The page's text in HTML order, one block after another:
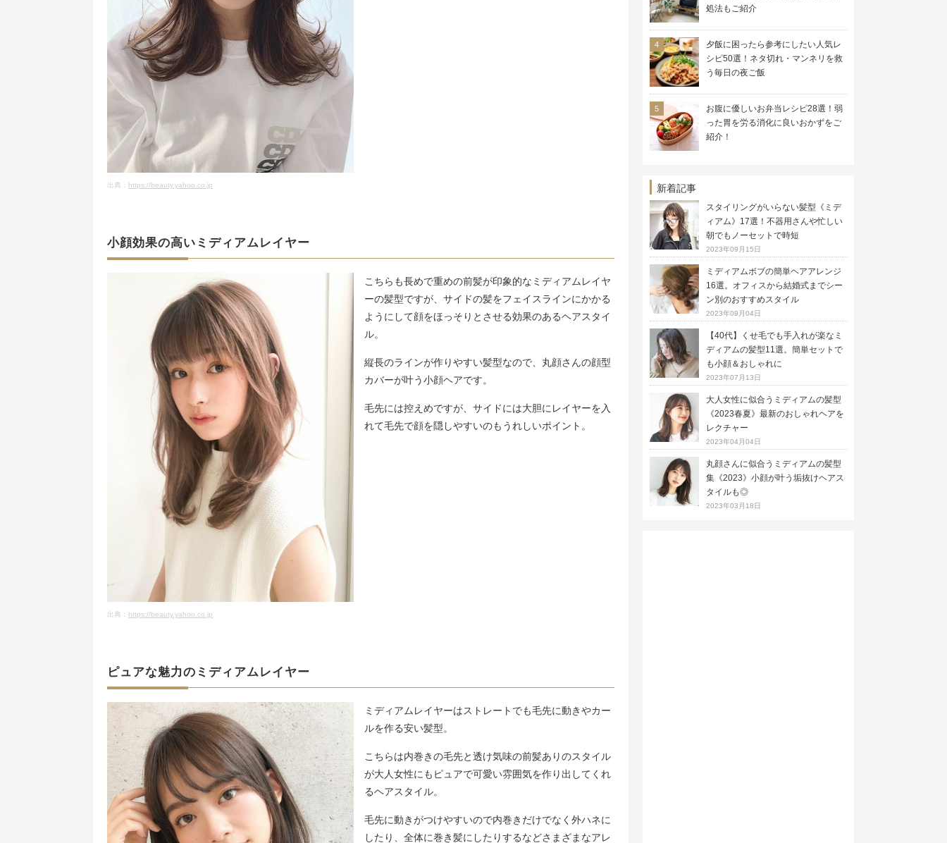
出典： https://beauty.yahoo.co.jp
小顔効果の高いミディアムレイヤー
出典： https://beauty.yahoo.co.jp
こちらも長めで重めの前髪が印象的なミディアムレイヤ
ーの髪型ですが、サイドの髪をフェイスラインにかかる
ようにして顔をほっそりとさせる効果のあるヘアスタイ
ル。
縦長のラインが作りやすい髪型なので、丸顔さんの顔型
カバーが叶う小顔ヘアです。
毛先には控えめですが、サイドには大胆にレイヤーを入
れて毛先で顔を隠しやすいのもうれしいポイント。
ピュアな魅力のミディアムレイヤー
ミディアムレイヤーはストレートでも毛先に動きやカー
ルを作る安い髪型。
こちらは内巻きの毛先と透け気味の前髪ありのスタイル
が大人女性にもピュアで可愛い雰囲気を作り出してくれ
るヘアスタイル。
毛先に動きがつけやすいので内巻きだけでなく外ハネに
したり、全体に巻き髪にしたりするなどさまざまなアレ
処法もご紹介
夕飯に困ったら参考にしたい人気レ
シピ50選！ネタ切れ・マンネリを救
う毎日の夜ご飯
お腹に優しいお弁当レシピ28選！弱
った胃を労る消化に良いおかずをご
紹介！
新着記事
スタイリングがいらない髪型《ミデ
ィアム》17選！不器用さんや忙しい
朝でもノーセットで時短
2023年09月15日
ミディアムボブの簡単ヘアアレンジ
16選。オフィスから結婚式までシー
ン別のおすすめスタイル
2023年09月04日
【40代】くせ毛でも手入れが楽なミ
ディアムの髪型11選。簡単セットで
も小顔＆おしゃれに
2023年07月13日
大人女性に似合うミディアムの髪型
《2023春夏》最新のおしゃれヘアを
レクチャー
2023年04月04日
丸顔さんに似合うミディアムの髪型
集《2023》小顔が叶う垢抜けヘアス
タイルも◎
2023年03月18日